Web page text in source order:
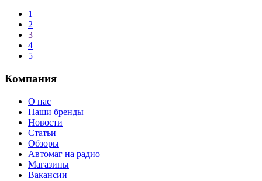
1
2
3
4
5
Компания
О нас
Наши бренды
Новости
Статьи
Обзоры
Автомаг на радио
Магазины
Вакансии